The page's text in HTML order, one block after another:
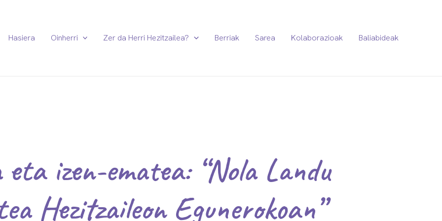
Hasiera Oinherri Zer da Herri Hezitzailea? Berriak Sarea Kolaborazioak Baliabideak
izen-ematea: “Nola Landu
Hezitzaileon Egunerokoan”